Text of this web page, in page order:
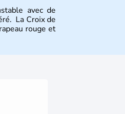
avec de
La Croix de
rouge et